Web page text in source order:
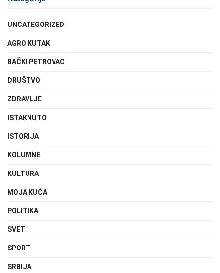
UNCATEGORIZED
AGRO KUTAK
BAČKI PETROVAC
DRUŠTVO
ZDRAVLJE
ISTAKNUTO
ISTORIJA
KOLUMNE
KULTURA
MOJA KUĆA
POLITIKA
SVET
SPORT
SRBIJA